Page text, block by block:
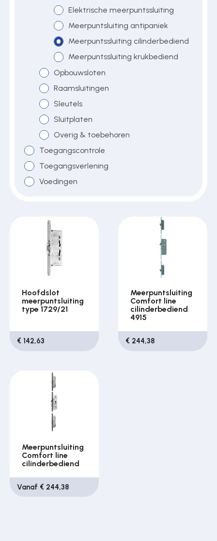
Elektrische meerpuntssluiting
Meerpuntsluiting antipaniek
Meerpuntssluiting cilinderbediend
Meerpuntssluiting krukbediend
Opbouwsloten
Raamsluitingen
Sleutels
Sluitplaten
Overig & toebehoren
Toegangscontrole
Toegangsverlening
Voedingen
Hoofdslot
meerpuntsluiting
type 1729/21
€ 142,63
Meerpuntsluiting
Comfort line
cilinderbediend
4915
€ 244,38
Meerpuntsluiting
Comfort line
cilinderbediend
Vanaf € 244,38